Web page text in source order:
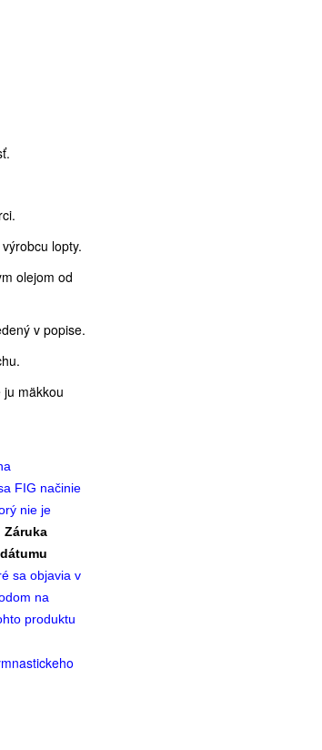
lopty.
olejom od
v popise.
mäkkou
FIG načinie
nie je
Záruka
sa objavia v
na
produktu